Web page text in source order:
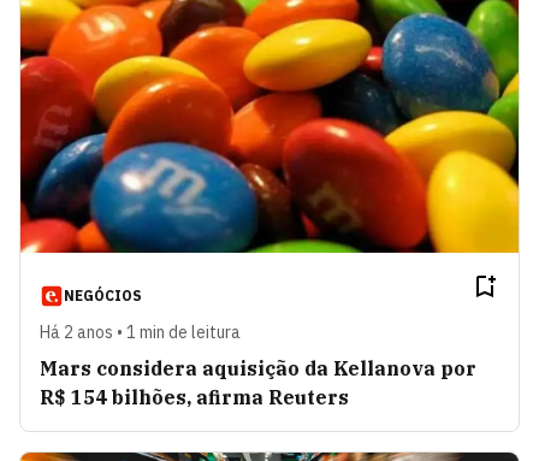
NEGÓCIOS
Há 2 anos • 1 min de leitura
Mars considera aquisição da Kellanova por
R$ 154 bilhões, afirma Reuters